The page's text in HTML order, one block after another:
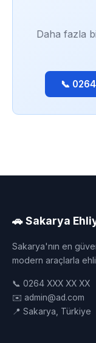
Daha fazla
📞
🚗 Sakarya
Sakarya'nın en
modern araçlarla
📞 0264 XXX XX XX
✉️ admin@ad.com
📍 Sakarya, Türkiye